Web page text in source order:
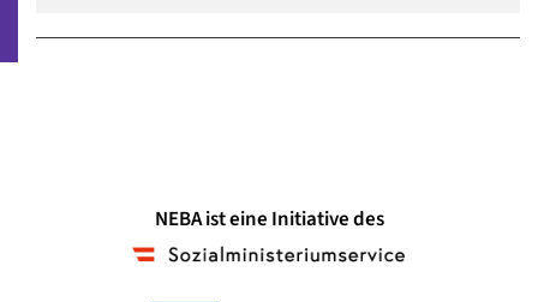
NEBA ist eine Initiative des